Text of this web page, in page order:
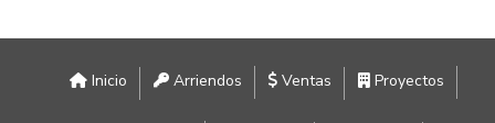
Inicio Arriendos Ventas Proyectos